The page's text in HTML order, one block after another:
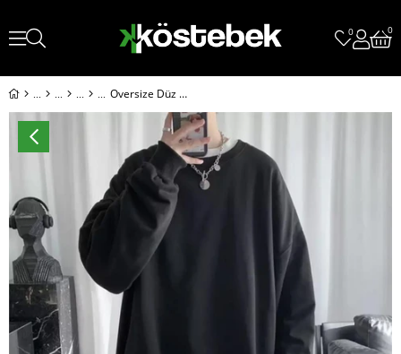
0 0
Oversize Düz Siyah Orta Kalın Kumaş Unisex Uzun Kollu